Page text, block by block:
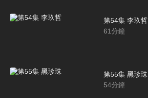
第54集 李玖哲
61分鐘
第55集 黑珍珠
54分鐘